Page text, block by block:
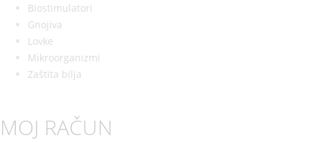
Biostimulatori
Gnojiva
Lovke
Mikroorganizmi
Zaštita bilja
MOJ RAČUN